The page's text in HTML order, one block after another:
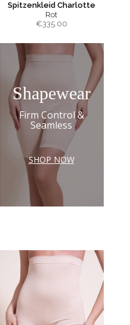
Spitzenkleid Charlotte
Rot
€335.00
Shapewear
Firm Control &
Seamless
SHOP NOW